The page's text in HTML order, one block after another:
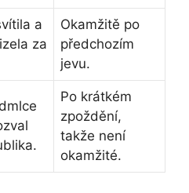
a
za
Okamžitě po
předchozím
jevu.
Po krátkém
zpoždění,
takže není
okamžité.